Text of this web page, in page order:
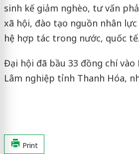
sinh kế giảm nghèo, tư vấn
xã hội, đào tạo nguồn nhân
hệ hợp tác trong nước, quốc tế.
Đại hội đã bầu 33 đồng chí vào
Lâm nghiệp tỉnh Thanh Hóa,
Print